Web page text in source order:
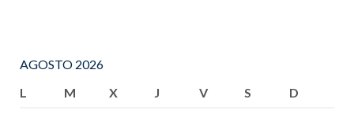
AGOSTO 2026
L
M X J V S
D